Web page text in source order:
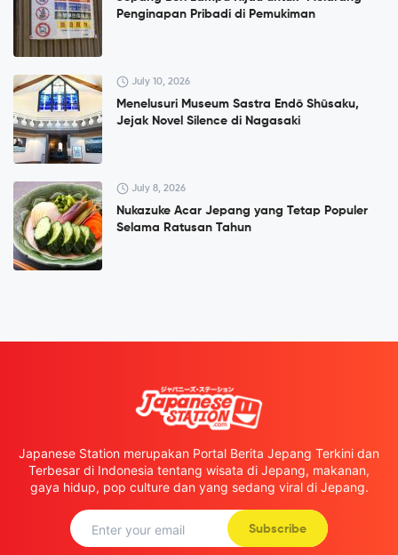
Penginapan Pribadi di Pemukiman
July 10, 2026
Menelusuri Museum Sastra Endō Shūsaku,
Jejak Novel Silence di Nagasaki
July 8, 2026
Nukazuke Acar Jepang yang Tetap Populer
Selama Ratusan Tahun
Japanese Station merupakan Portal Berita Jepang Terkini dan
Terbesar di Indonesia tentang wisata di Jepang, makanan,
gaya hidup, pop culture dan yang sedang viral di Jepang.
Subscribe